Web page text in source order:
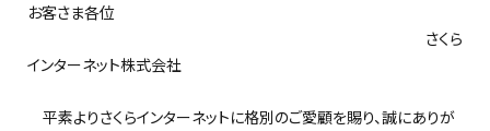
お客さま各位
さくら
インターネット株式会社
平素よりさくらインターネットに格別のご愛顧を賜り、誠にありが